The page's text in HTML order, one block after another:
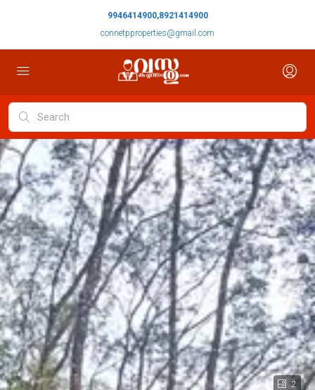
9946414900,8921414900
connetpproperties@gmail.com
2